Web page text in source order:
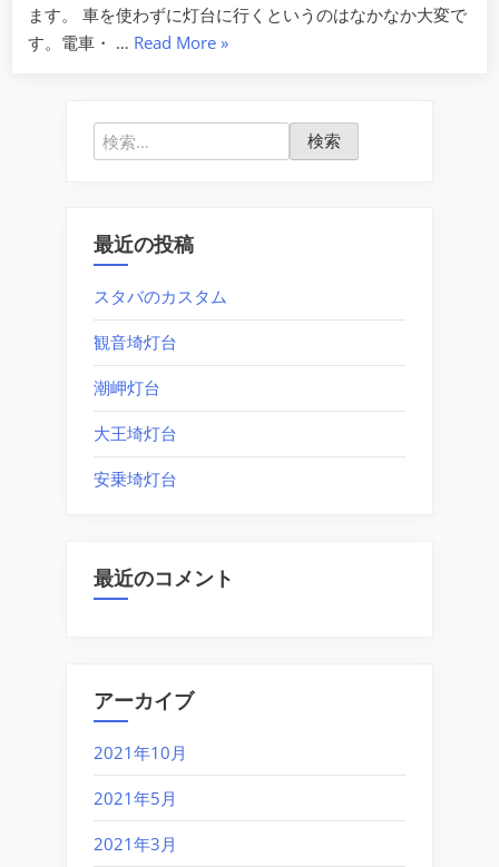
ます。 車を使わずに灯台に行くというのはなかなか大変で
す。電車・ … Read More“観
灯
»
検
索:
最近の投稿
スタバのカスタム
観音埼灯台
潮岬灯台
大王埼灯台
安乗埼灯台
最近のコメント
アーカイブ
2021年10月
2021年5月
2021年3月